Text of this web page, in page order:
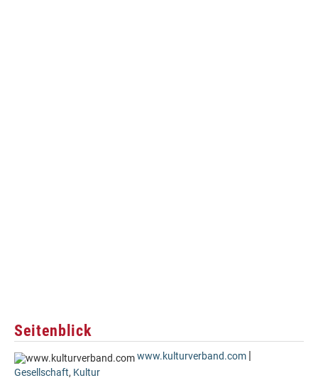
Seitenblick
www.kulturverband.com |
Gesellschaft, Kultur